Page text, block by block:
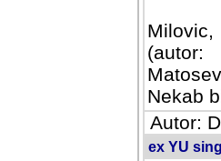
MNE),
(autor:
Autor:
ex YU